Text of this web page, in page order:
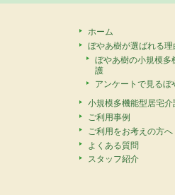
ホーム
ぼやあ樹が選ばれる理
ぼやあ樹の小規模多
護
アンケートで見るぼ
小規模多機能型居宅介
ご利用事例
ご利用をお考えの方へ
よくある質問
スタッフ紹介